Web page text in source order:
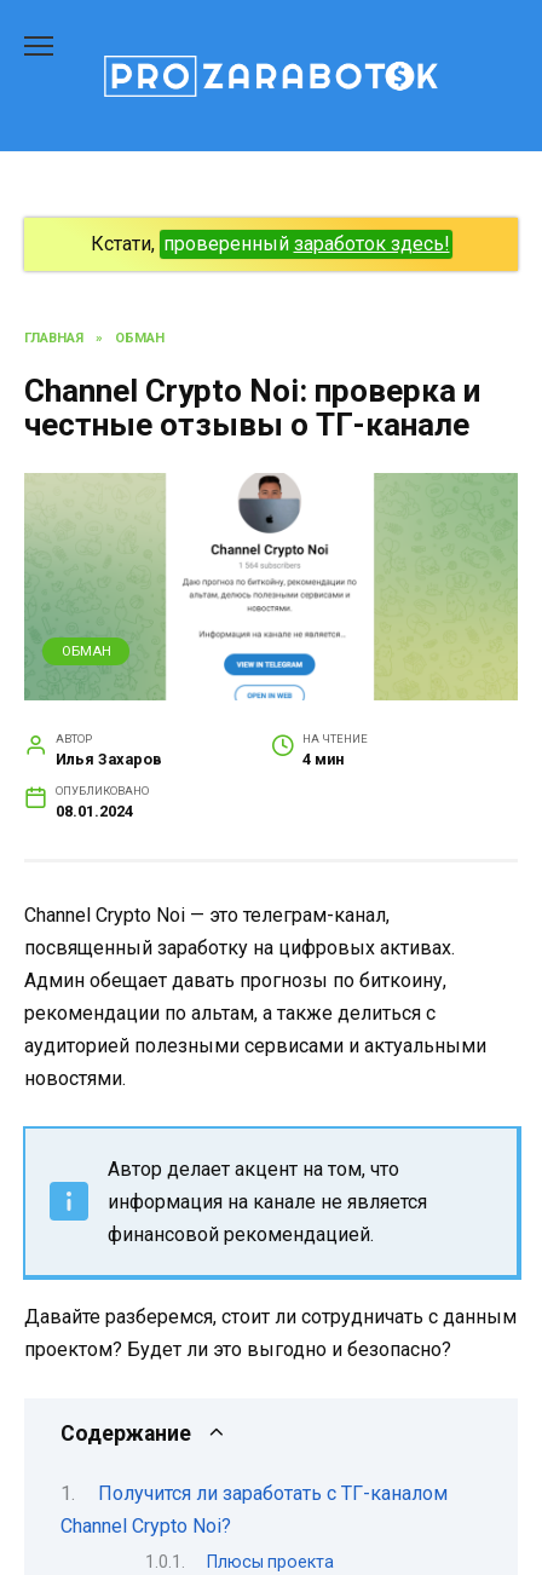
содержанию
Кстати, проверенный заработок здесь!
ГЛАВНАЯ » ОБМАН
Channel Crypto Noi: проверка и
честные отзывы о ТГ-канале
ОБМАН
АВТОР
Илья Захаров
НА ЧТЕНИЕ
4 мин
ОПУБЛИКОВАНО
08.01.2024
Channel Crypto Noi — это телеграм-канал,
посвященный заработку на цифровых активах.
Админ обещает давать прогнозы по биткоину,
рекомендации по альтам, а также делиться с
аудиторией полезными сервисами и актуальными
новостями.
Автор делает акцент на том, что
информация на канале не является
финансовой рекомендацией.
Давайте разберемся, стоит ли сотрудничать с данным
проектом? Будет ли это выгодно и безопасно?
Содержание
Получится ли заработать с ТГ-каналом
Channel Crypto Noi?
Плюсы проекта